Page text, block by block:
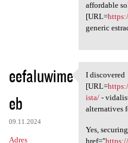
affordable
[URL=
generic
eefaluwime
eb
09.11.2024
Adres
I
I discovered
[URL=
ista/-
alternatives
Yes,
href="